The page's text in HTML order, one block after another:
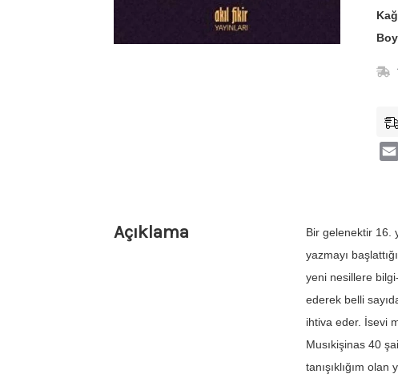
Açıklama
Bir gelenektir 16.
yazmayı
yeni nesillere
ederek belli
ihtiva eder. İsevi
Musıkişinas 40
tanışıklığım